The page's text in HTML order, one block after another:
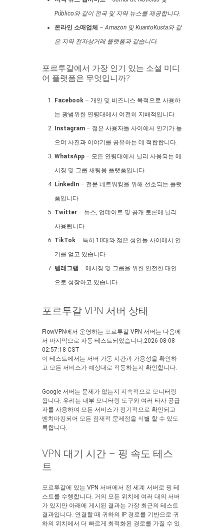
Público와 같이 전국 및 지역 뉴스를 제공합니다.
온라인 소매업체 –Amazon 및 KuantoKusta와 같
은 지역 전자상거래 플랫폼과 같습니다.
포르투갈에서 가장 인기 있는 소셜 미디
어 플랫폼은 무엇입니까?
Facebook – 개인 및 비즈니스 목적으로 사용하
는 광범위한 연령대에서 여전히 지배적입니다.
Instagram – 젊은 사용자들 사이에서 인기가 높
으며 사진과 이야기를 공유하는 데 적합합니다.
WhatsApp – 모든 연령대에서 널리 사용되는 메
시징 및 그룹 채팅용 플랫폼입니다.
LinkedIn – 전문 네트워킹을 위해 선호되는 플랫
폼입니다.
Twitter – 뉴스, 업데이트 및 공개 토론에 널리
사용됩니다.
TikTok – 특히 10대와 젊은 성인들 사이에서 인
기를 얻고 있습니다.
텔레그램 – 메시징 및 그룹을 위한 안전한 대안
으로 성장하고 있습니다.
포르투갈 VPN 서버 상태
FlowVPN에서 운영하는 포르투갈 VPN 서버는 다음에
서 마지막으로 자동 테스트되었습니다.2026-08-08
02:57:18 CST
이 테스트에서는 서버 가동 시간과 가용성을 확인하
고 모든 서비스가 예상대로 작동하는지 확인합니다.
Google 서버는 문제가 없는지 지속적으로 모니터링
됩니다. 우리는 내부 모니터링 도구와 여러 타사 공급
자를 사용하여 모든 서비스가 정기적으로 확인되고
벤치마킹되어 모든 잠재적 문제점을 식별 할 수 있도
록합니다.
VPN 대기 시간 – 핑 속도 테스
트
포르투갈에 있는 VPN 서버에서 전 세계 서버로 핑 테
스트를 수행합니다. 거의 모든 위치에 여러 대의 서버
가 있지만 아래에 게시된 결과는 가장 최근의 테스트
결과입니다. 연결할 때 귀하의 IP 경로를 기반으로 귀
하의 위치에서 더 빠르게 최적화된 경로를 가질 수 있